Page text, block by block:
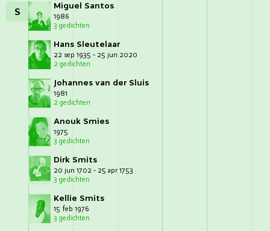
S Miguel Santos
1986
3 gedichten
Hans Sleutelaar
22 sep 1935 - 25 jun 2020
2 gedichten
Johannes van der Sluis
1981
2 gedichten
Anouk Smies
1975
3 gedichten
Dirk Smits
20 jun 1702 - 25 apr 1753
3 gedichten
Kellie Smits
15 feb 1976
3 gedichten